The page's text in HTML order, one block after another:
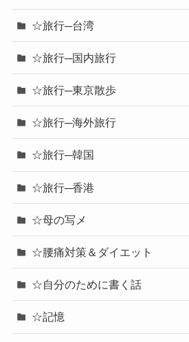
☆旅行─台湾
☆旅行─国内旅行
☆旅行─東京散歩
☆旅行─海外旅行
☆旅行─韓国
☆旅行─香港
☆母の写メ
☆腰痛対策＆ダイエット
☆自分のために書く話
☆記憶